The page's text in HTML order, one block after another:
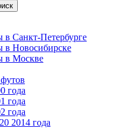
в Санкт-Петербурге
в Новосибирске
в Москве
года
года
года
2014 года